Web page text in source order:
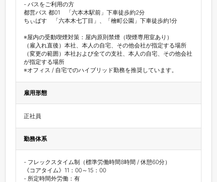
- バスをご利用の方
都営バス 都01　「六本木駅前」下車徒歩約2分
ちぃばす　「六本木七丁目」、「檜町公園」下車徒歩約1分
※屋内の受動喫煙対策：屋内原則禁煙（喫煙専用室あり）
（雇入れ直後）本社、本人の自宅、その他会社が指定する場所
（変更の範囲）本社および全ての支社、本人の自宅、その他会社
が指定する場所
※オフィス / 自宅でのハイブリッド勤務を推奨しています。
雇用形態
正社員
勤務体系
- フレックスタイム制（標準労働時間8時間 / 休憩60分）
《コアタイム》11：00～15：00
- 所定時間外労働：有